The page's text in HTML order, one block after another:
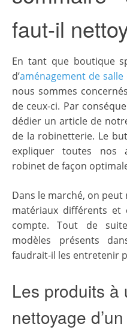
faut-il
En tant que boutique
d’aménagement de salle
nous sommes
de ceux-ci. Par
dédier un article de
de la robinetterie. Le
expliquer toutes nos
robinet de façon
Dans le marché, on
matériaux différents
compte. Tout de
modèles présents
faudrait-il les entretenir
Les produits à
nettoyage